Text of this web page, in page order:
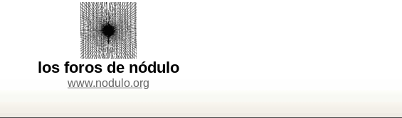
los foros de nódulo
www.nodulo.org